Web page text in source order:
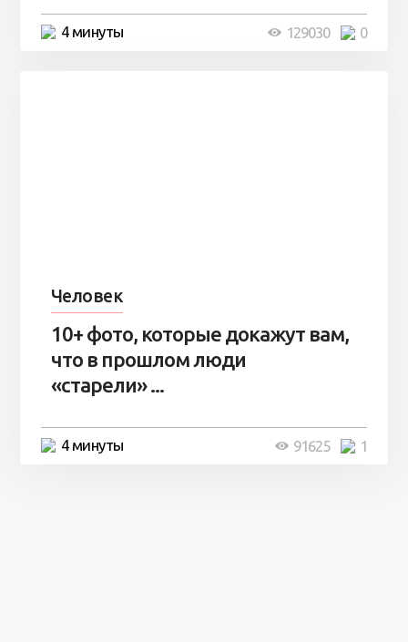
4 минуты 0
129030
Человек
10+ фото, которые докажут вам,
что в прошлом люди
«старели» ...
4 минуты 1
91625